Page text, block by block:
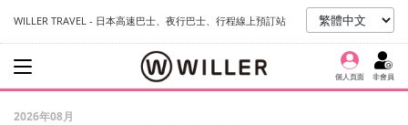
WILLER TRAVEL - 日本高速巴士、夜行巴士、行程線上預訂站
個人頁面 非會員
2026年08月